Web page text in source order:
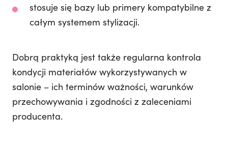
stosuje się bazy lub primery kompatybilne z
całym systemem stylizacji.
Dobrą praktyką jest także regularna kontrola
kondycji materiałów wykorzystywanych w
salonie – ich terminów ważności, warunków
przechowywania i zgodności z zaleceniami
producenta.